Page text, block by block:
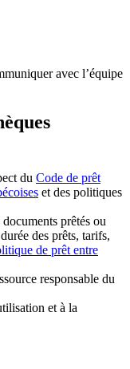
avec l’équipe
du Code de prêt
et des politiques
documents prêtés ou
des prêts, tarifs,
de prêt entre
responsable du
et à la